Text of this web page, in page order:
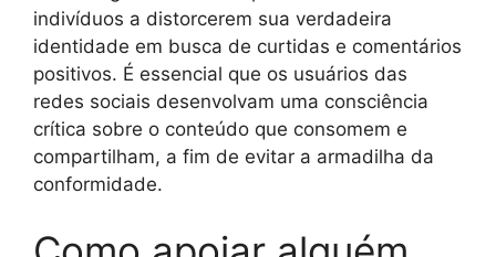
indivíduos a distorcerem sua verdadeira
identidade em busca de curtidas e comentários
positivos. É essencial que os usuários das
redes sociais desenvolvam uma consciência
crítica sobre o conteúdo que consomem e
compartilham, a fim de evitar a armadilha da
conformidade.